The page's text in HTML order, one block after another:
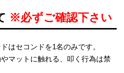
※必ずご確認下さい
はセコンドを1名のみです。
マットに触れる、叩く行為は禁